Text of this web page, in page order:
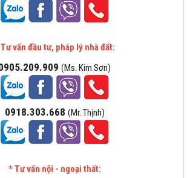
vấn đầu tư, pháp lý nhà đất:
(Ms. Kim Sơn)
0918.303.668 (Mr. Thịnh)
* Tư vấn nội - ngoại thất: